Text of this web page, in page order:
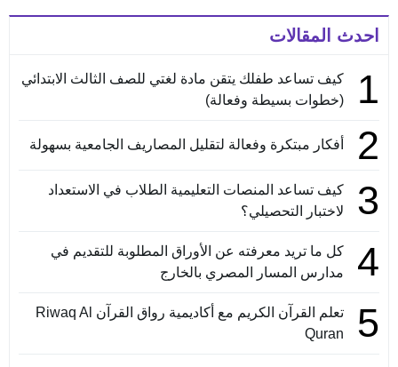
احدث المقالات
1
كيف تساعد طفلك يتقن مادة لغتي للصف الثالث الابتدائي
(خطوات بسيطة وفعالة)
2 أفكار مبتكرة وفعالة لتقليل المصاريف الجامعية بسهولة
3
كيف تساعد المنصات التعليمية الطلاب في الاستعداد
لاختبار التحصيلي؟
4
كل ما تريد معرفته عن الأوراق المطلوبة للتقديم في
مدارس المسار المصري بالخارج
5
تعلم القرآن الكريم مع أكاديمية رواق القرآن Riwaq Al
Quran